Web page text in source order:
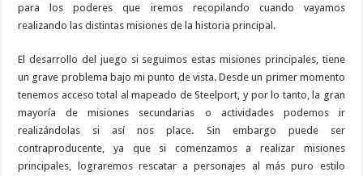
para los poderes que iremos recopilando cuando vayamos
realizando las distintas misiones de la historia principal.
El desarrollo del juego si seguimos estas misiones principales, tiene
un grave problema bajo mi punto de vista. Desde un primer momento
tenemos acceso total al mapeado de Steelport, y por lo tanto, la gran
mayoría de misiones secundarias o actividades podemos ir
realizándolas si así nos place. Sin embargo puede ser
contraproducente, ya que si comenzamos a realizar misiones
principales, lograremos rescatar a personajes al más puro estilo